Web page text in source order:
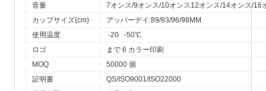
音量
7オンス/9オンス/10オンス12オンス/14オンス/
カップサイズ(cm)
アッパーデイ:89/93/96/98MM
使用温度
-20 -50℃
ロゴ
まで 6 カラー印刷
MOQ
50000 個
証明書
QS/ISO9001/ISO22000